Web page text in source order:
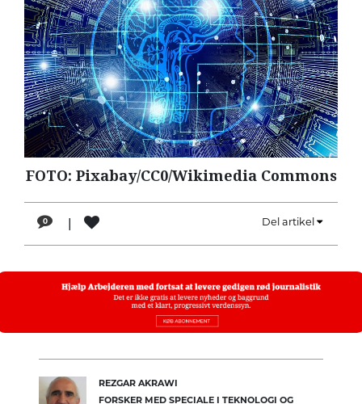
BLOGS
DEBAT
LÆSER
TIL
LÆSER
NAVNE
HISTORIE
TEORI
OM
FOTO: Pixabay/CC0/Wikimedia Commons
0 Del artikel
REZGAR AKRAWI
FORSKER MED SPECIALE I TEKNOLOGI OG